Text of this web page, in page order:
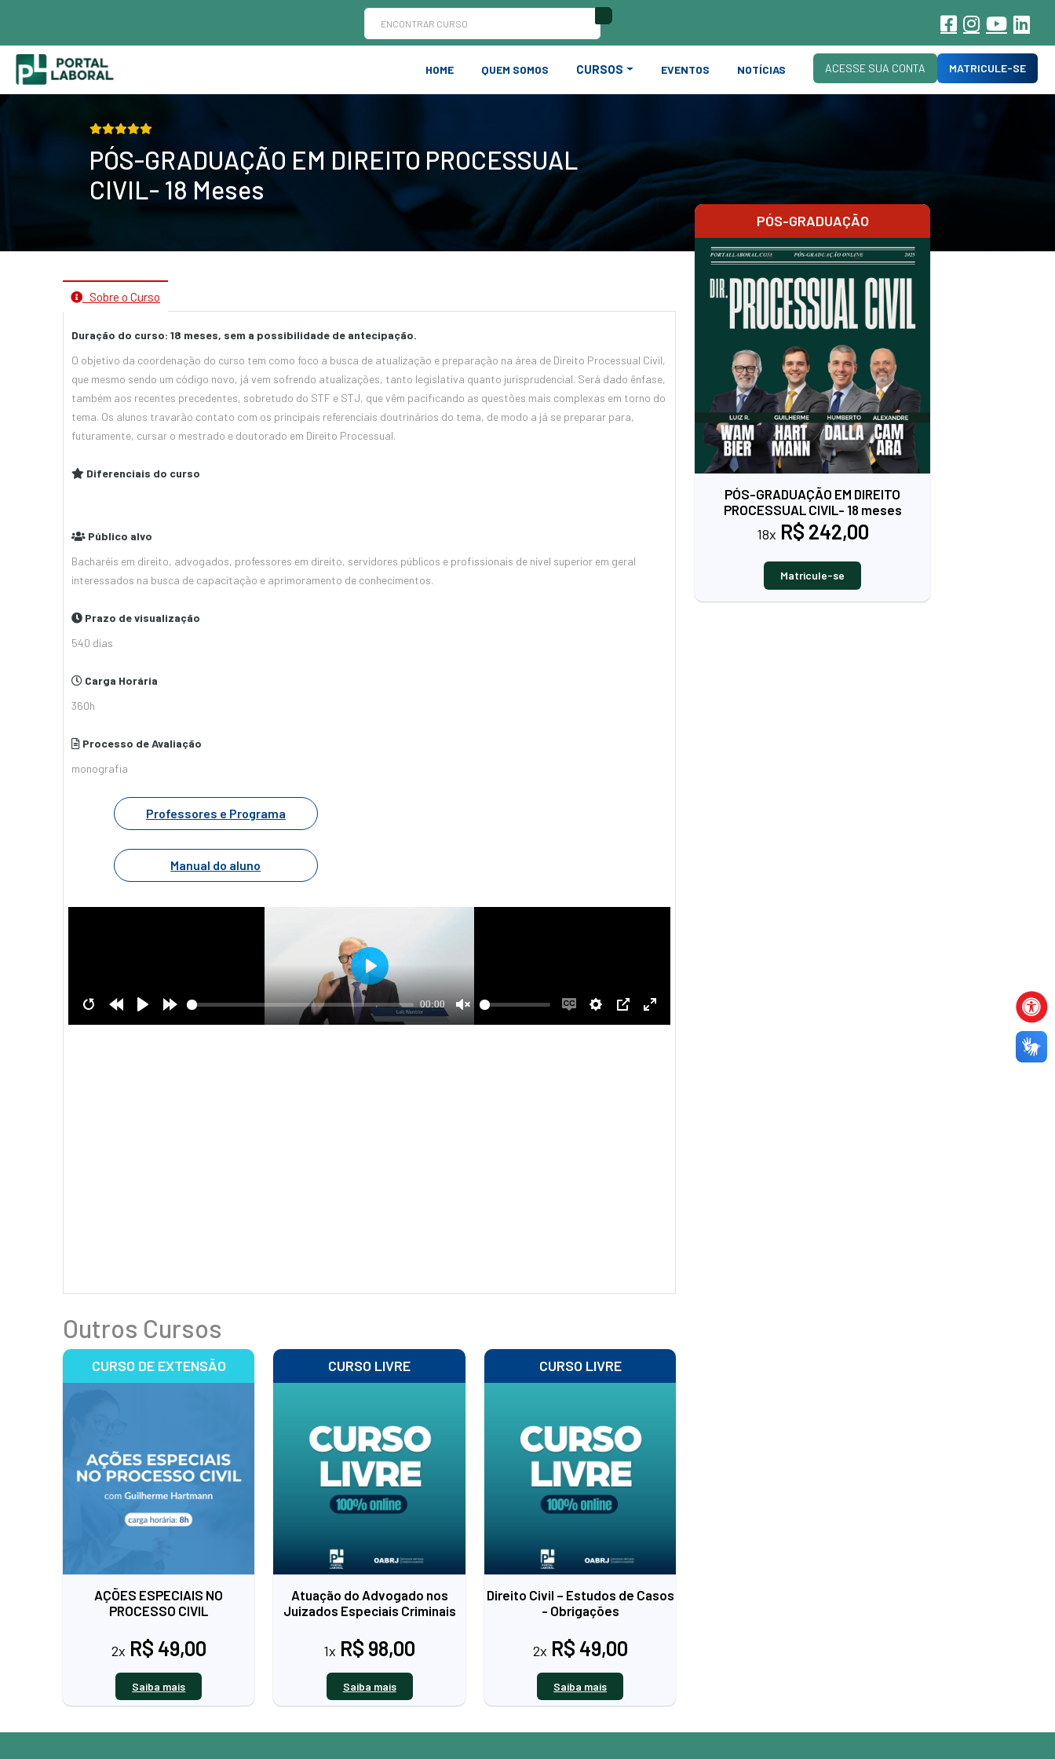
HOME QUEM SOMOS CURSOS EVENTOS NOTÍCIAS ACESSE SUA CONTA MATRICULE-SE
PÓS-GRADUAÇÃO EM DIREITO PROCESSUAL
CIVIL- 18 Meses
Sobre o Curso
Duração do curso: 18 meses, sem a possibilidade de antecipação.
O objetivo da coordenação do curso tem como foco a busca de atualização e preparação na área de Direito Processual Civil,
que mesmo sendo um código novo, já vem sofrendo atualizações, tanto legislativa quanto jurisprudencial. Será dado ênfase,
também aos recentes precedentes, sobretudo do STF e STJ, que vêm pacificando as questões mais complexas em torno do
tema. Os alunos travarão contato com os principais referenciais doutrinários do tema, de modo a já se preparar para,
futuramente, cursar o mestrado e doutorado em Direito Processual.
Diferenciais do curso
Público alvo
Bacharéis em direito, advogados, professores em direito, servidores públicos e profissionais de nível superior em geral
interessados na busca de capacitação e aprimoramento de conhecimentos.
Prazo de visualização
540 dias
Carga Horária
360h
Processo de Avaliação
monografia
Professores e Programa
Manual do aluno
Outros Cursos
CURSO DE EXTENSÃO
AÇÕES ESPECIAIS NO
PROCESSO CIVIL
2x R$ 49,00
Saiba mais
CURSO LIVRE
Atuação do Advogado nos
Juizados Especiais Criminais
1x R$ 98,00
Saiba mais
CURSO LIVRE
Direito Civil – Estudos de Casos
- Obrigações
2x R$ 49,00
Saiba mais
PÓS-GRADUAÇÃO
PÓS-GRADUAÇÃO EM DIREITO
PROCESSUAL CIVIL- 18 meses
18x R$ 242,00
Matricule-se